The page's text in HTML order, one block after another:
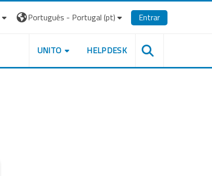
Português - Portugal ‎(pt)‎ Entrar
UNITO HELPDESK